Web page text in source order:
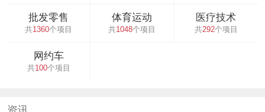
批发零售
共1360个项目
体育运动
共1048个项目
医疗技术
共292个项目
网约车
共100个项目